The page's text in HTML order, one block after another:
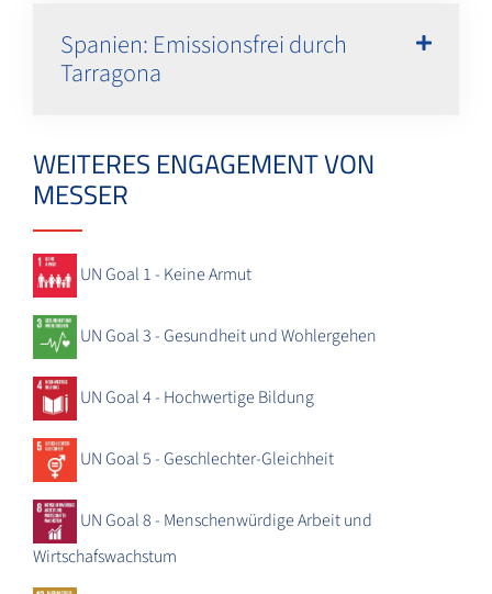
Spanien: Emissionsfrei durch
Tarragona
WEITERES ENGAGEMENT VON
MESSER
UN Goal 1 - Keine Armut
UN Goal 3 - Gesundheit und Wohlergehen
UN Goal 4 - Hochwertige Bildung
UN Goal 5 - Geschlechter-Gleichheit
UN Goal 8 - Menschenwürdige Arbeit und
Wirtschafswachstum